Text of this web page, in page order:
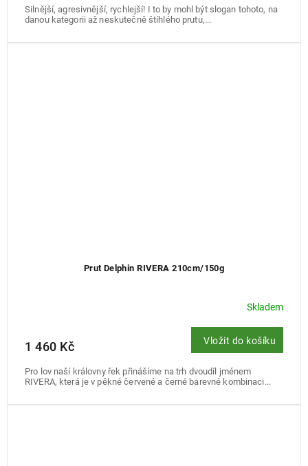
Silnější, agresivnější, rychlejší! I to by mohl být slogan tohoto, na
danou kategorii až neskutečně štíhlého prutu,...
Prut Delphin RIVERA 210cm/150g
Skladem
1 460 Kč Vložit do košíku
Pro lov naší královny řek přinášíme na trh dvoudíl jménem
RIVERA, která je v pěkné červené a černé barevné kombinaci...